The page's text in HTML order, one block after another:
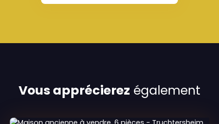
Vous apprécierez également